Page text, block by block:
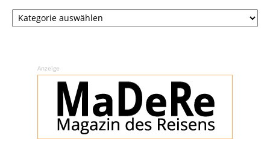
Rubriken
Anzeige